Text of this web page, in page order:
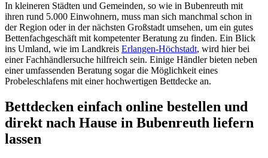
In kleineren Städten und Gemeinden, so wie in Bubenreuth mit
ihren rund 5.000 Einwohnern, muss man sich manchmal schon in
der Region oder in der nächsten Großstadt umsehen, um ein gutes
Bettenfachgeschäft mit kompetenter Beratung zu finden. Ein Blick
ins Umland, wie im Landkreis Erlangen-Höchstadt, wird hier bei
einer Fachhändlersuche hilfreich sein. Einige Händler bieten neben
einer umfassenden Beratung sogar die Möglichkeit eines
Probeleschlafens mit einer hochwertigen Bettdecke an.
Bettdecken einfach online bestellen und
direkt nach Hause in Bubenreuth liefern
lassen